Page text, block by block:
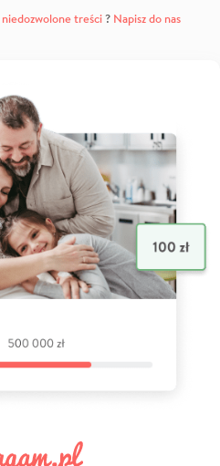
niedozwolone treści? Napisz do nas